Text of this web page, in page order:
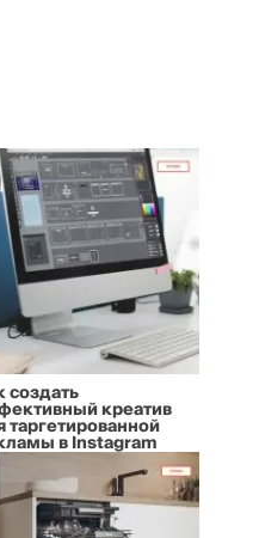
создать
креатив
таргетированной
в Instagram